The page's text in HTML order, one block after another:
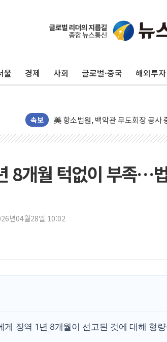
울 경제 사회 글로벌·중국 해외투자
속보
미 연준 매파 기세 꺾이나…고용 감
[종합] 이슬람 수니파 3국, '공동방
美 항소법원, 백악관 무도회장 공
이란 핵심 원유 수출항 '하르그섬',
[AI MY 뉴스] 뉴욕 반도체주 프리뷰
뉴욕증시 프리뷰, 美 고용 쇼크에
보훈부, 미 DPAA와 MOU… "6·25
트럼프 "금리 내려야"…파월 때와
[사진] 빈살만과 에르도안의 만남
8개월 턱없이 부족…
년04월28일 10:02
징역 1년 8개월이 선고된 것에 대해 형